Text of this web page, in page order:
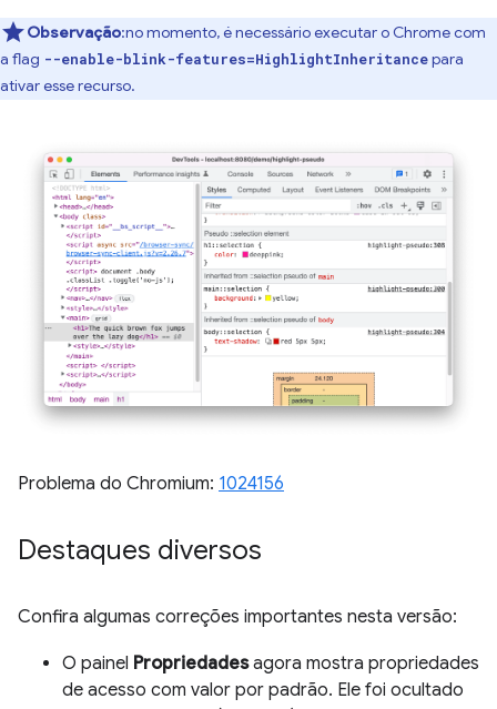
Observação:no momento, é necessário executar o Chrome com
a flag --enable-blink-features=HighlightInheritancepara
ativar esse recurso.
Problema do Chromium: 1024156
Destaques diversos
Confira algumas correções importantes nesta versão:
O painel Propriedadesagora mostra propriedades
de acesso com valor por padrão. Ele foi ocultado